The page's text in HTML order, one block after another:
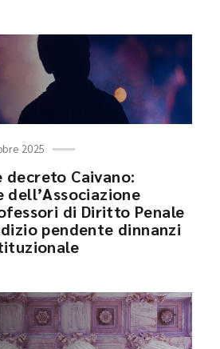
2025
decreto Caivano:
dell’Associazione
di Diritto Penale
pendente dinnanzi